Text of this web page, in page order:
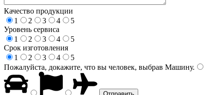
Качество продукции
1
2 3 4
5
Уровень сервиса
1
2 3 4
5
Срок изготовления
1
2 3 4
5
Пожалуйста, докажите, что вы человек, выбрав Машину.